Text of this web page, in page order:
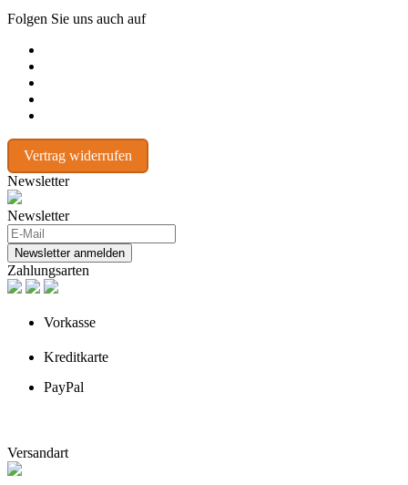
Folgen Sie uns auch auf
Vertrag widerrufen
Newsletter
Newsletter
Newsletter anmelden
Zahlungsarten
Vorkasse
Kreditkarte
PayPal
Versandart